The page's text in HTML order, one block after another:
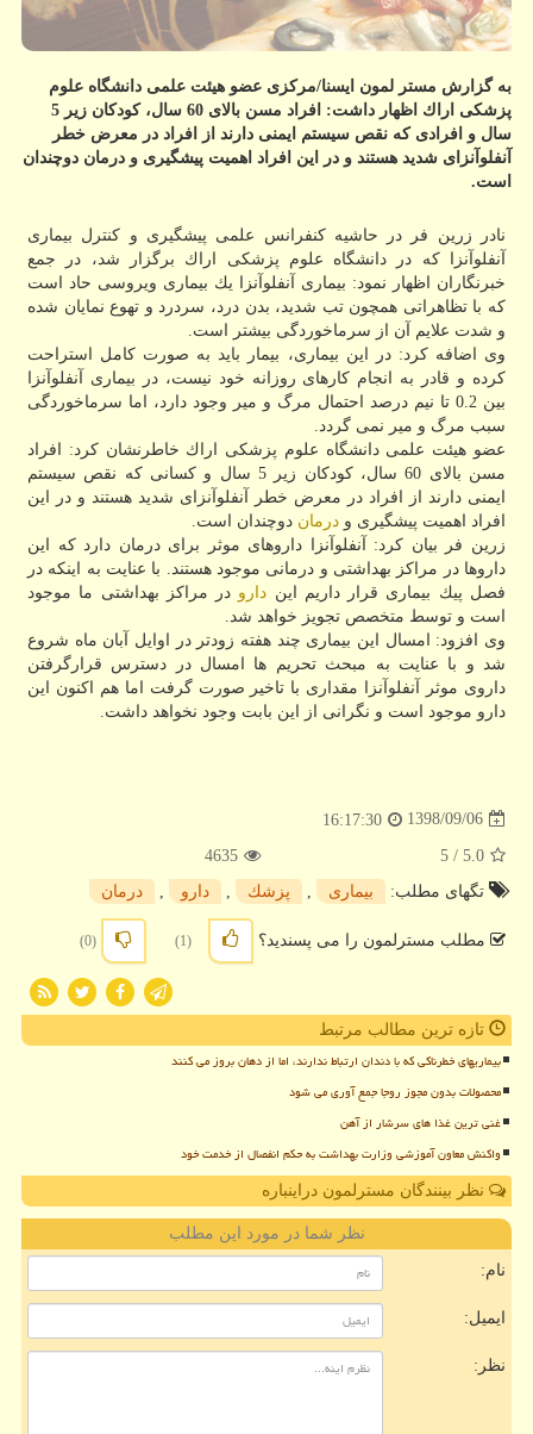
به گزارش مستر لمون ایسنا/مركزی عضو هیئت علمی دانشگاه علوم
پزشكی اراك اظهار داشت: افراد مسن بالای 60 سال، كودكان زیر 5
سال و افرادی كه نقص سیستم ایمنی دارند از افراد در معرض خطر
آنفلوآنزای شدید هستند و در این افراد اهمیت پیشگیری و درمان دوچندان
است.
نادر زرین فر در حاشیه كنفرانس علمی پیشگیری و كنترل بیماری
آنفلوآنزا كه در دانشگاه علوم پزشكی اراك برگزار شد، در جمع
خبرنگاران اظهار نمود: بیماری آنفلوآنزا یك بیماری ویروسی حاد است
كه با تظاهراتی همچون تب شدید، بدن درد، سردرد و تهوع نمایان شده
و شدت علایم آن از سرماخوردگی بیشتر است.
وی اضافه كرد: در این بیماری، بیمار باید به صورت كامل استراحت
كرده و قادر به انجام كارهای روزانه خود نیست، در بیماری آنفلوآنزا
بین 0.2 تا نیم درصد احتمال مرگ و میر وجود دارد، اما سرماخوردگی
سبب مرگ و میر نمی گردد.
عضو هیئت علمی دانشگاه علوم پزشكی اراك خاطرنشان كرد: افراد
مسن بالای 60 سال، كودكان زیر 5 سال و كسانی كه نقص سیستم
ایمنی دارند از افراد در معرض خطر آنفلوآنزای شدید هستند و در این
افراد اهمیت پیشگیری و درمان دوچندان است.
زرین فر بیان كرد: آنفلوآنزا داروهای موثر برای درمان دارد كه این
داروها در مراكز بهداشتی و درمانی موجود هستند. با عنایت به اینكه در
فصل پیك بیماری قرار داریم این دارو در مراكز بهداشتی ما موجود
است و توسط متخصص تجویز خواهد شد.
وی افزود: امسال این بیماری چند هفته زودتر در اوایل آبان ماه شروع
شد و با عنایت به مبحث تحریم ها امسال در دسترس قرارگرفتن
داروی موثر آنفلوآنزا مقداری با تاخیر صورت گرفت اما هم اكنون این
دارو موجود است و نگرانی از این بابت وجود نخواهد داشت.
1398/09/06
16:17:30
5.0
/ 5
4635
تگهای مطلب:
بیماری پزشك دارو درمان
مطلب مسترلمون را می پسندید؟ (1)
(0)
تازه ترین مطالب مرتبط
بیماریهای خطرناکی که با دندان ارتباط ندارند، اما از دهان بروز می کنند
محصولات بدون مجوز روجا جمع آوری می شود
غنی ترین غذا های سرشار از آهن
واکنش معاون آموزشی وزارت بهداشت به حکم انفصال از خدمت خود
نظر بینندگان مسترلمون دراینباره
نظر شما در مورد این مطلب
نام:
ایمیل:
نظر: